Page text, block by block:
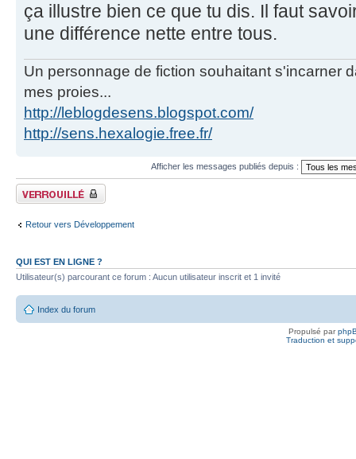
ça illustre bien ce que tu dis. Il faut
une différence nette entre tous.
Un personnage de fiction souhaitant s'incarner
mes proies...
http://leblogdesens.blogspot.com/
http://sens.hexalogie.free.fr/
Afficher les messages publiés depuis :
Fil verrouillé
Retour vers Développement
QUI EST EN LIGNE ?
Utilisateur(s) parcourant ce forum : Aucun utilisateur inscrit et 1 invité
Index du forum
Propulsé par
Traduction et